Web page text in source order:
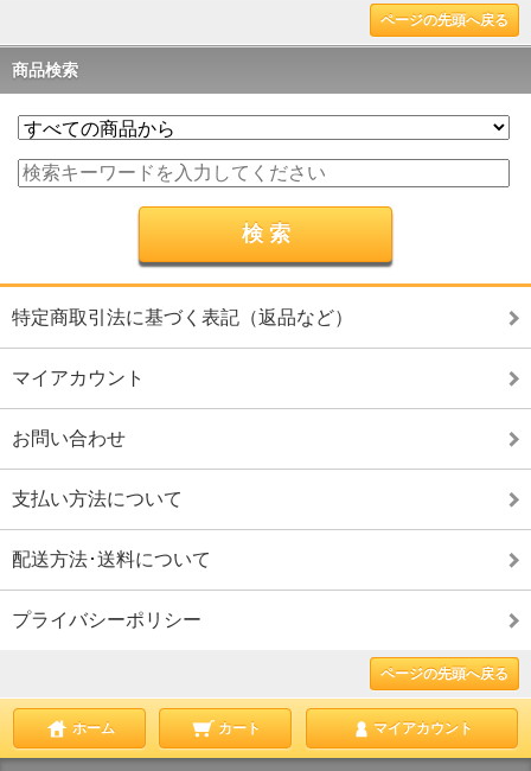
ページの先頭へ戻る
商品検索
特定商取引法に基づく表記（返品など）
マイアカウント
お問い合わせ
支払い方法について
配送方法･送料について
プライバシーポリシー
ページの先頭へ戻る
ホーム カート マイアカウント